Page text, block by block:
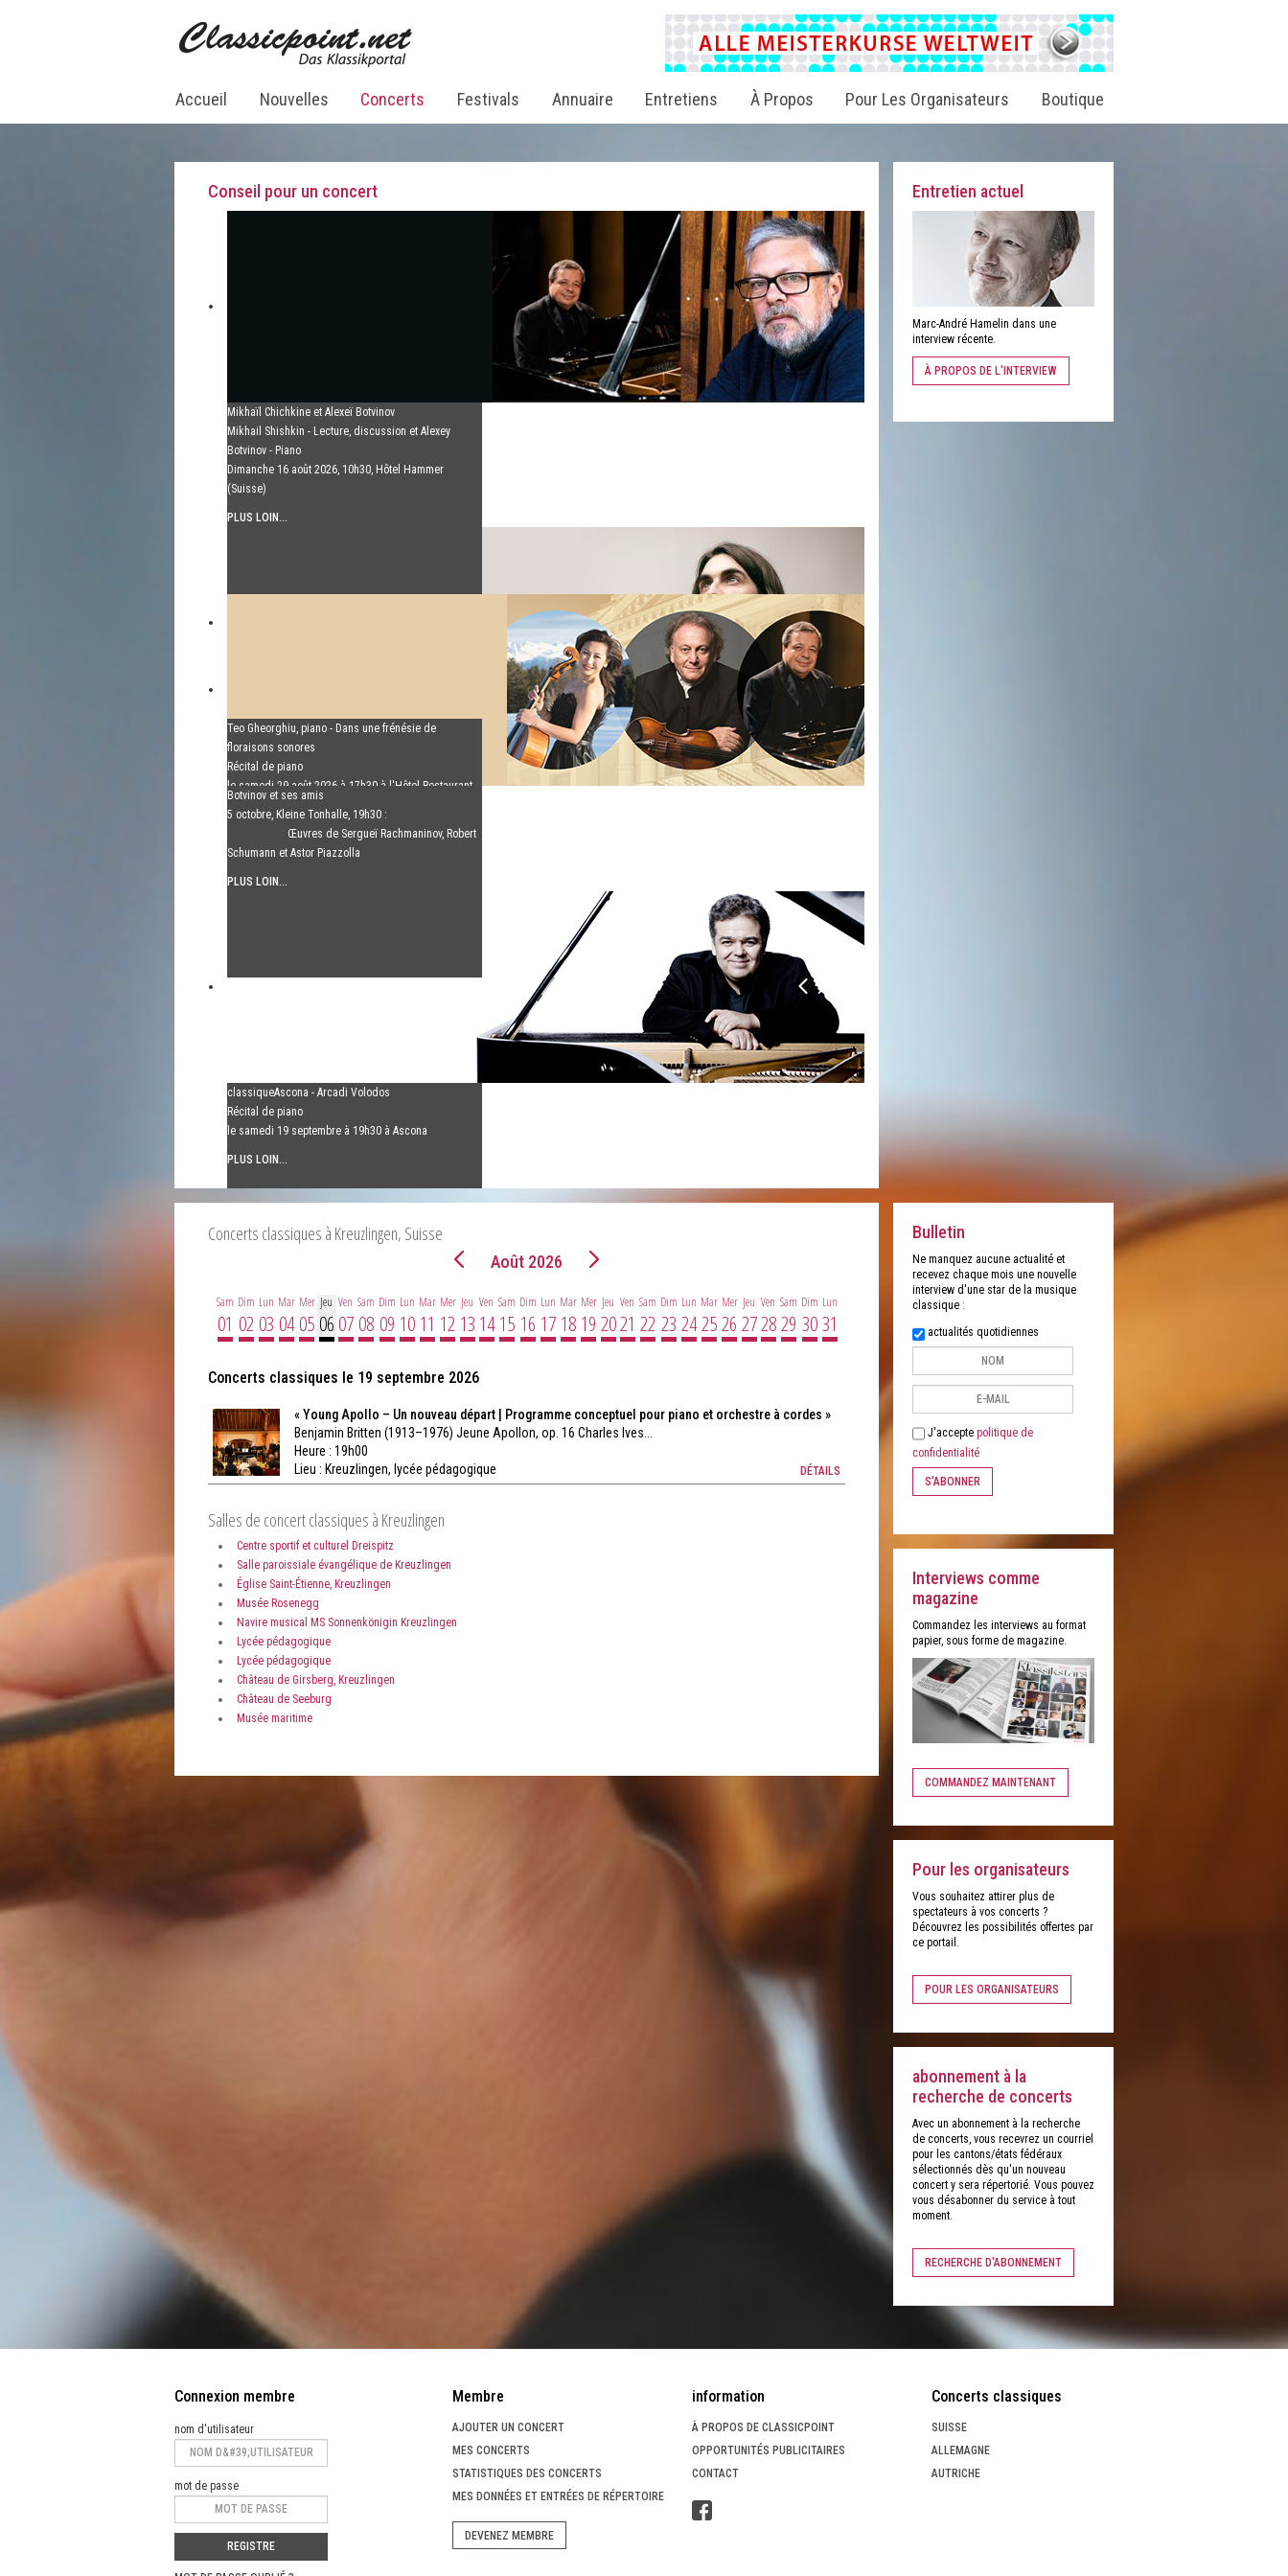
Accueil Nouvelles Concerts Festivals Annuaire Entretiens À Propos Pour Les Organisateurs Boutique
Conseil pour un concert
Mikhaïl Chichkine et Alexeï Botvinov
Mikhail Shishkin - Lecture, discussion et Alexey
Botvinov - Piano
Dimanche 16 août 2026, 10h30, Hôtel Hammer
(Suisse)
PLUS LOIN...
Teo Gheorghiu, piano - Dans une frénésie de
floraisons sonores
Récital de piano
le samedi 29 août 2026 à 17h30 à l'Hôtel Restaurant
Botvinov et ses amis
5 octobre, Kleine Tonhalle, 19h30 :
Œuvres de Sergueï Rachmaninov, Robert
Schumann et Astor Piazzolla
PLUS LOIN...
classiqueAscona - Arcadi Volodos
Récital de piano
le samedi 19 septembre à 19h30 à Ascona
PLUS LOIN...
Entretien actuel
Marc-André Hamelin dans une
interview récente.
À PROPOS DE L'INTERVIEW
Concerts classiques à Kreuzlingen, Suisse
Août 2026
Sam
01
Dim
02
Lun
03
Mar
04
Mer
05
Jeu
06
Ven
07
Sam
08
Dim
09
Lun
10
Mar
11
Mer
12
Jeu
13
Ven
14
Sam
15
Dim
16
Lun
17
Mar
18
Mer
19
Jeu
20
Ven
21
Sam
22
Dim
23
Lun
24
Mar
25
Mer
26
Jeu
27
Ven
28
Sam
29
Dim
30
Lun
31
Concerts classiques le 19 septembre 2026
« Young Apollo – Un nouveau départ | Programme conceptuel pour piano et orchestre à cordes »
Benjamin Britten (1913–1976) Jeune Apollon, op. 16 Charles Ives...
Heure : 19h00
Lieu : Kreuzlingen, lycée pédagogique DÉTAILS
Salles de concert classiques à Kreuzlingen
Centre sportif et culturel Dreispitz
Salle paroissiale évangélique de Kreuzlingen
Église Saint-Étienne, Kreuzlingen
Musée Rosenegg
Navire musical MS Sonnenkönigin Kreuzlingen
Lycée pédagogique
Lycée pédagogique
Château de Girsberg, Kreuzlingen
Château de Seeburg
Musée maritime
Bulletin
Ne manquez aucune actualité et
recevez chaque mois une nouvelle
interview d'une star de la musique
classique :
actualités quotidiennes
J'accepte politique de
confidentialité
S'ABONNER
Interviews comme
magazine
Commandez les interviews au format
papier, sous forme de magazine.
COMMANDEZ MAINTENANT
Pour les organisateurs
Vous souhaitez attirer plus de
spectateurs à vos concerts ?
Découvrez les possibilités offertes par
ce portail.
POUR LES ORGANISATEURS
abonnement à la
recherche de concerts
Avec un abonnement à la recherche
de concerts, vous recevrez un courriel
pour les cantons/états fédéraux
sélectionnés dès qu'un nouveau
concert y sera répertorié. Vous pouvez
vous désabonner du service à tout
moment.
RECHERCHE D'ABONNEMENT
Connexion membre
nom d'utilisateur
mot de passe
REGISTRE
Membre
AJOUTER UN CONCERT
MES CONCERTS
STATISTIQUES DES CONCERTS
MES DONNÉES ET ENTRÉES DE RÉPERTOIRE
DEVENEZ MEMBRE
information
À PROPOS DE CLASSICPOINT
OPPORTUNITÉS PUBLICITAIRES
CONTACT
Concerts classiques
SUISSE
ALLEMAGNE
AUTRICHE